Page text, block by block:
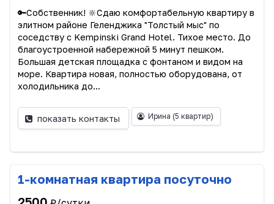
🔑Собственник! 🔆Сдаю комфортабельную квартиру в
элитном районе Геленджика "Толстый мыс" по
соседству с Kempinski Grand Hotel. Тихое место. До
благоустроенной набережной 5 минут пешком.
Большая детская площадка с фонтаном и видом на
море. Квартира новая, полностью оборудована, от
холодильника до...
показать контакты Ирина (5 квартир)
1-комнатная квартира посуточно